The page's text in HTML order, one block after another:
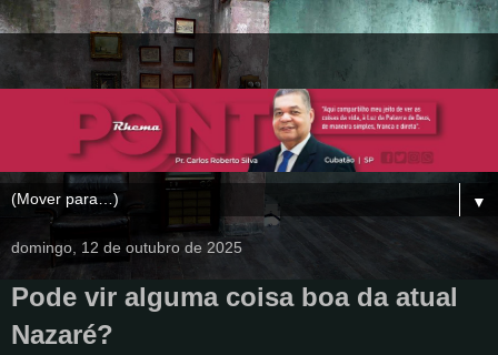
▼
domingo, 12 de outubro de 2025
Pode vir alguma coisa boa da atual
Nazaré?